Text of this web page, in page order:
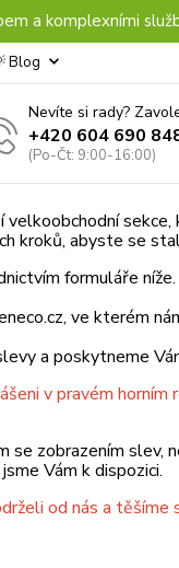
a komplexními
Blog
Nevíte si rady?
+420 604 690
(Po-Čt: 9:00-16:00)
kroků, abyste se
formuláře níže.
ve kterém
a poskytneme
v pravém
se zobrazením slev,
Vám k dispozici.
od nás a těšíme